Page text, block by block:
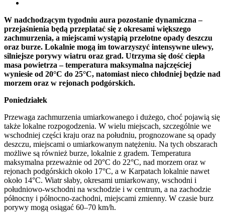
W nadchodzącym tygodniu aura pozostanie dynamiczna –
przejaśnienia będą przeplatać się z okresami większego
zachmurzenia, a miejscami wystąpią przelotne opady deszczu
oraz burze. Lokalnie mogą im towarzyszyć intensywne ulewy,
silniejsze porywy wiatru oraz grad. Utrzyma się dość ciepła
masa powietrza – temperatura maksymalna najczęściej
wyniesie od 20°C do 25°C, natomiast nieco chłodniej będzie nad
morzem oraz w rejonach podgórskich.
Poniedziałek
Przewaga zachmurzenia umiarkowanego i dużego, choć pojawią się
także lokalne rozpogodzenia. W wielu miejscach, szczególnie we
wschodniej części kraju oraz na południu, prognozowane są opady
deszczu, miejscami o umiarkowanym natężeniu. Na tych obszarach
możliwe są również burze, lokalnie z gradem. Temperatura
maksymalna przeważnie od 20°C do 22°C, nad morzem oraz w
rejonach podgórskich około 17°C, a w Karpatach lokalnie nawet
około 14°C. Wiatr słaby, okresami umiarkowany, wschodni i
południowo-wschodni na wschodzie i w centrum, a na zachodzie
północny i północno-zachodni, miejscami zmienny. W czasie burz
porywy mogą osiągać 60–70 km/h.